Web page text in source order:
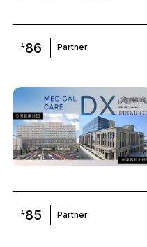
#86 Partner
#85 Partner